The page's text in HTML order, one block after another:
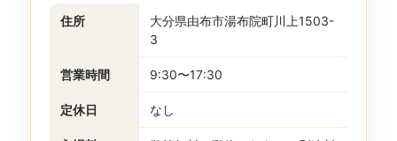
住所
大分県由布市湯布院町川上1503-
3
営業時間 9:30〜17:30
定休日 なし